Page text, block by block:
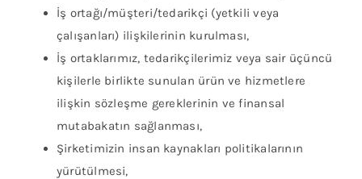
İş ortağı/müşteri/tedarikçi (yetkili veya
çalışanları) ilişkilerinin kurulması,
İş ortaklarımız, tedarikçilerimiz veya sair üçüncü
kişilerle birlikte sunulan ürün ve hizmetlere
ilişkin sözleşme gereklerinin ve finansal
mutabakatın sağlanması,
Şirketimizin insan kaynakları politikalarının
yürütülmesi,